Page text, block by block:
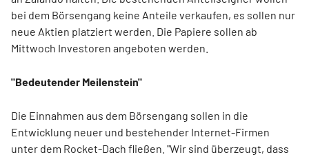
bei dem Börsengang keine Anteile verkaufen, es sollen nur
neue Aktien platziert werden. Die Papiere sollen ab
Mittwoch Investoren angeboten werden.
"Bedeutender Meilenstein"
Die Einnahmen aus dem Börsengang sollen in die
Entwicklung neuer und bestehender Internet-Firmen
unter dem Rocket-Dach fließen. "Wir sind überzeugt, dass